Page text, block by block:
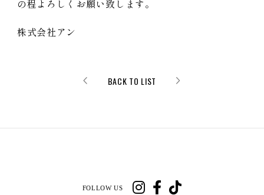
の程よろしくお願い致します。
株式会社アン
BACK TO LIST
FOLLOW US